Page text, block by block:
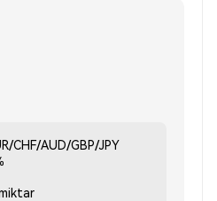
CHF/AUD/GBP/JPY